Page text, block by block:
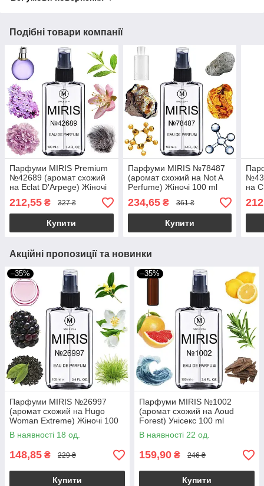
Подібні товари компанії
Парфуми MIRIS Premium
№42689 (аромат схожий
на Eclat D'Arpege) Жіночі
100 ml
212,55 ₴ 327 ₴
Купити
Парфуми MIRIS №78487
(аромат схожий на Not A
Perfume) Жіночі 100 ml
234,65₴ 361 ₴
Купити
на
Акційні пропозиції та новинки
–35%
Парфуми MIRIS №26997
(аромат схожий на Hugo
Woman Extreme) Жіночі 100
ml
В наявності 18 од.
148,85 ₴ 229 ₴
Купити
–35%
Парфуми MIRIS №1002
(аромат схожий на Aoud
Forest) Унісекс 100 ml
В наявності 22 од.
159,90 ₴ 246 ₴
Купити